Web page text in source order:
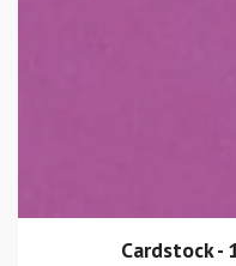
Cardstock -